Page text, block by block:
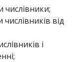
числівники;
від
і